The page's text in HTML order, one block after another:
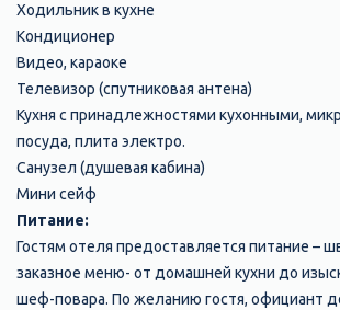
Ходильник в кухне
Кондиционер
Видео, караоке
Телевизор (спутниковая антена)
Кухня с принадлежностями кухонными,
посуда, плита электро.
Санузел (душевая кабина)
Мини сейф
Питание:
Гостям отеля предоставляется питание –
заказное меню- от домашней кухни до
шеф-повара. По желанию гостя, официант